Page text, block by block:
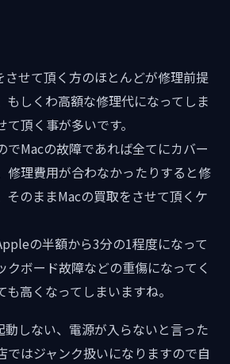
させて頂く方のほとんどが修理前提
もしくわ高額な修理代になってしま
頂く事が多いです。
でMacの故障であれば全てにカバー
修理費用が合わなかったりすると修
そのままMacの買取をさせて頂くケ
の半額から3分の1程度になって
クボード故障などの重傷になってく
高くなってしまいますね。
動しない、電源が入らないと言った
ではジャンク扱いになりますので自